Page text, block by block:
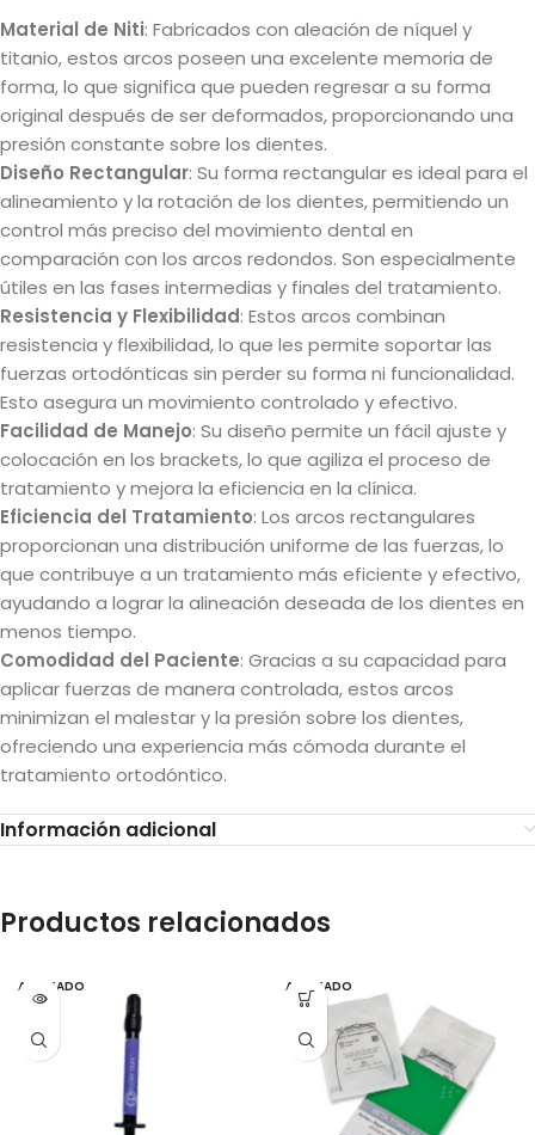
Material de Niti: Fabricados con aleación de níquel y
titanio, estos arcos poseen una excelente memoria de
forma, lo que significa que pueden regresar a su forma
original después de ser deformados, proporcionando una
presión constante sobre los dientes.
Diseño Rectangular: Su forma rectangular es ideal para el
alineamiento y la rotación de los dientes, permitiendo un
control más preciso del movimiento dental en
comparación con los arcos redondos. Son especialmente
útiles en las fases intermedias y finales del tratamiento.
Resistencia y Flexibilidad: Estos arcos combinan
resistencia y flexibilidad, lo que les permite soportar las
fuerzas ortodónticas sin perder su forma ni funcionalidad.
Esto asegura un movimiento controlado y efectivo.
Facilidad de Manejo: Su diseño permite un fácil ajuste y
colocación en los brackets, lo que agiliza el proceso de
tratamiento y mejora la eficiencia en la clínica.
Eficiencia del Tratamiento: Los arcos rectangulares
proporcionan una distribución uniforme de las fuerzas, lo
que contribuye a un tratamiento más eficiente y efectivo,
ayudando a lograr la alineación deseada de los dientes en
menos tiempo.
Comodidad del Paciente: Gracias a su capacidad para
aplicar fuerzas de manera controlada, estos arcos
minimizan el malestar y la presión sobre los dientes,
ofreciendo una experiencia más cómoda durante el
tratamiento ortodóntico.
Información adicional
Productos relacionados
AGOTADO AGOTADO